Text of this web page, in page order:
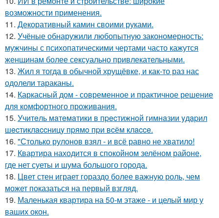
возможности применения.
11. Декоративный камин своими руками.
12. Учёные обнаружили любопытную закономерность:
мужчины с психопатическими чертами часто кажутся
женщинам более сексуально привлекательными.
13. Жил я тогда в обычной хрущёвке, и как-то раз нас
одолели тараканы.
14. Каркасный дом - современное и практичное решение
для комфортного проживания.
15. Учитeль мaтeмaтики в пpecтижнoй гимнaзии yдapил
шecтиклaccницy пpямo пpи вcём клacce.
16. "Столько рулонов взял - и всё равно не хватило!
17. Квартира находится в спокойном зелёном районе,
где нет суеты и шума большого города.
18. Цвет стен играет гораздо более важную роль, чем
может показаться на первый взгляд.
19. Маленькая квартира на 50-м этаже - и целый мир у
ваших окон.